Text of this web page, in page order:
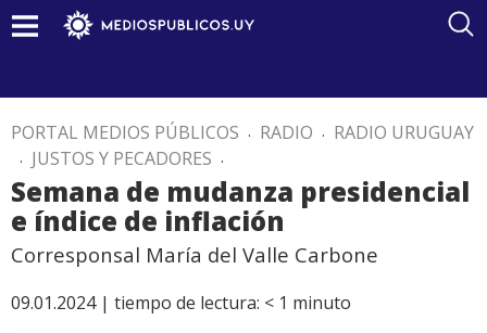
PORTAL MEDIOS PÚBLICOS . RADIO . RADIO URUGUAY
. JUSTOS Y PECADORES .
Semana de mudanza presidencial
e índice de inflación
Corresponsal María del Valle Carbone
09.01.2024 | tiempo de lectura: < 1 minuto